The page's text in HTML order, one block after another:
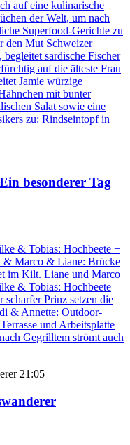
auf eine kulinarische
der Welt, um nach
Superfood-Gerichte zu
den Mut Schweizer
begleitet sardische Fischer
auf die älteste Frau
Jamie würzige
mit bunter
Salat sowie eine
zu: Rindseintopf in
besonderer Tag
& Tobias: Hochbeete +
Marco & Liane: Brücke
im Kilt. Liane und Marco
& Tobias: Hochbeete
Prinz setzen die
& Annette: Outdoor-
und Arbeitsplatte
Gegrilltem strömt auch
21:05